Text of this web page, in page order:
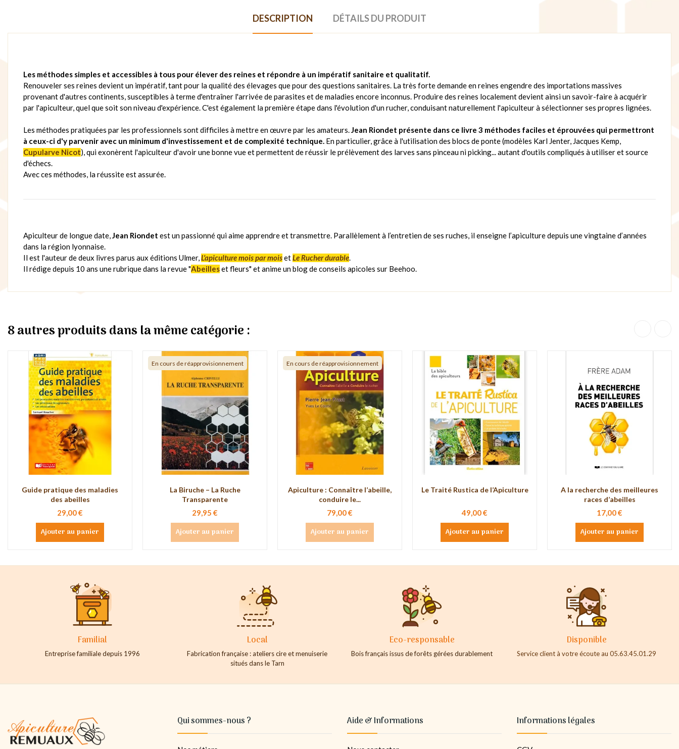
DESCRIPTION DÉTAILS DU PRODUIT
Les méthodes simples et accessibles à tous pour élever des reines et répondre à un impératif sanitaire et qualitatif.
Renouveler ses reines devient un impératif, tant pour la qualité des élevages que pour des questions sanitaires. La très forte demande en reines engendre des importations massives
provenant d'autres continents, susceptibles à terme d'entraîner l'arrivée de parasites et de maladies encore inconnus. Produire des reines localement devient ainsi un savoir-faire à acquérir
par l'apiculteur, quel que soit son niveau d'expérience. C'est également la première étape dans l'évolution d'un rucher, conduisant naturellement l'apiculteur à sélectionner ses propres lignées.
Les méthodes pratiquées par les professionnels sont difficiles à mettre en œuvre par les amateurs.Jean Riondet présente dans ce livre 3 méthodes faciles et éprouvées qui permettront
à ceux-ci d'y parvenir avec un minimum d'investissement et de complexité technique. En particulier, grâce à l'utilisation des blocs de ponte (modèles Karl Jenter, Jacques Kemp,
Cupularve Nicot), qui exonèrent l'apiculteur d'avoir une bonne vue et permettent de réussir le prélèvement des larves sans pinceau ni picking... autant d'outils compliqués à utiliser et source
d'échecs.
Avec ces méthodes, la réussite est assurée.
Apiculteur de longue date,Jean Riondet est un passionné qui aime apprendre et transmettre. Parallèlement à l’entretien de ses ruches, il enseigne l’apiculture depuis une vingtaine d’années
dans la région lyonnaise.
Il est l'auteur de deux livres parus aux éditions Ulmer,L'apiculture mois par moisetLe Rucher durable.
Il rédige depuis 10 ans une rubrique dans la revue "Abeilleset fleurs" et anime un blog de conseils apicoles sur Beehoo.
8 autres produits dans la même catégorie :
Guide pratique des maladies
des abeilles
29,00 €
Ajouter au panier
En cours de réapprovisionnement
La Biruche – La Ruche
Transparente
29,95 €
Ajouter au panier
En cours de réapprovisionnement
Apiculture : Connaître l’abeille,
conduire le...
79,00 €
Ajouter au panier
Le Traité Rustica de l’Apiculture
49,00 €
Ajouter au panier
A la recherche des meilleures
races d’abeilles
17,00 €
Ajouter au panier
Familial
Entreprise familiale depuis 1996
Local
Fabrication française : ateliers cire et menuiserie
situés dans le Tarn
Eco-responsable
Bois français issus de forêts gérées durablement
Disponible
Service client à votre écoute au 05.63.45.01.29
Qui sommes-nous ? Aide & Informations Informations légales